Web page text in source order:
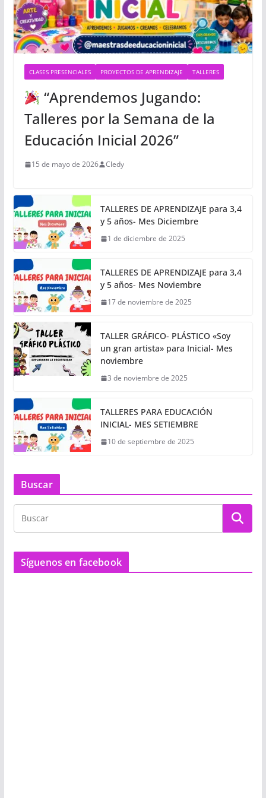
CLASES PRESENCIALES PROYECTOS DE APRENDIZAJE TALLERES
“Aprendemos Jugando:
Talleres por la Semana de la
Educación Inicial 2026”
15 de mayo de 2026 Cledy
TALLERES DE APRENDIZAJE para 3,4
y 5 años- Mes Diciembre
1 de diciembre de 2025
TALLERES DE APRENDIZAJE para 3,4
y 5 años- Mes Noviembre
17 de noviembre de 2025
TALLER GRÁFICO- PLÁSTICO «Soy
un gran artista» para Inicial- Mes
noviembre
3 de noviembre de 2025
TALLERES PARA EDUCACIÓN
INICIAL- MES SETIEMBRE
10 de septiembre de 2025
Buscar
Síguenos en facebook